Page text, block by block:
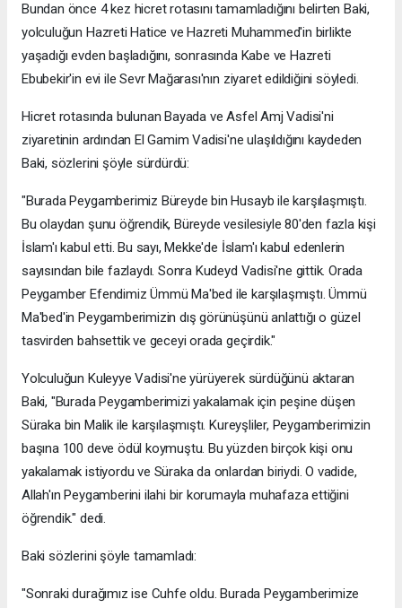
Bundan önce 4 kez hicret rotasını tamamladığını belirten Baki,
yolculuğun Hazreti Hatice ve Hazreti Muhammed'in birlikte
yaşadığı evden başladığını, sonrasında Kabe ve Hazreti
Ebubekir'in evi ile Sevr Mağarası'nın ziyaret edildiğini söyledi.
Hicret rotasında bulunan Bayada ve Asfel Amj Vadisi'ni
ziyaretinin ardından El Gamim Vadisi'ne ulaşıldığını kaydeden
Baki, sözlerini şöyle sürdürdü:
"Burada Peygamberimiz Büreyde bin Husayb ile karşılaşmıştı.
Bu olaydan şunu öğrendik, Büreyde vesilesiyle 80'den fazla kişi
İslam'ı kabul etti. Bu sayı, Mekke'de İslam'ı kabul edenlerin
sayısından bile fazlaydı. Sonra Kudeyd Vadisi'ne gittik. Orada
Peygamber Efendimiz Ümmü Ma'bed ile karşılaşmıştı. Ümmü
Ma'bed'in Peygamberimizin dış görünüşünü anlattığı o güzel
tasvirden bahsettik ve geceyi orada geçirdik."
Yolculuğun Kuleyye Vadisi'ne yürüyerek sürdüğünü aktaran
Baki, "Burada Peygamberimizi yakalamak için peşine düşen
Süraka bin Malik ile karşılaşmıştı. Kureyşliler, Peygamberimizin
başına 100 deve ödül koymuştu. Bu yüzden birçok kişi onu
yakalamak istiyordu ve Süraka da onlardan biriydi. O vadide,
Allah'ın Peygamberini ilahi bir korumayla muhafaza ettiğini
öğrendik." dedi.
Baki sözlerini şöyle tamamladı:
"Sonraki durağımız ise Cuhfe oldu. Burada Peygamberimize